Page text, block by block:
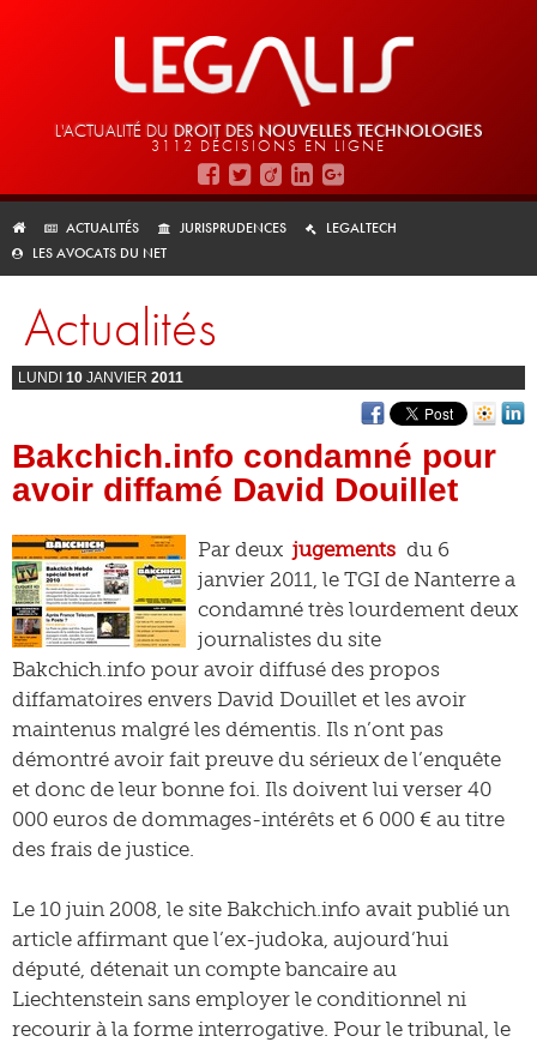
L'ACTUALITÉ DU DROIT DES NOUVELLES TECHNOLOGIES
3112 DÉCISIONS EN LIGNE
ACTUALITÉS JURISPRUDENCES
LEGALTECH
LES AVOCATS DU NET
Actualités
LUNDI 10 JANVIER 2011
Bakchich.info condamné pour
avoir diffamé David Douillet
Par deux jugements du 6
janvier 2011, le TGI de Nanterre a
condamné très lourdement deux
journalistes du site
Bakchich.info pour avoir diffusé des propos
diffamatoires envers David Douillet et les avoir
maintenus malgré les démentis. Ils n’ont pas
démontré avoir fait preuve du sérieux de l’enquête
et donc de leur bonne foi. Ils doivent lui verser 40
000 euros de dommages-intérêts et 6 000 € au titre
des frais de justice.
Le 10 juin 2008, le site Bakchich.info avait publié un
article affirmant que l’ex-judoka, aujourd’hui
député, détenait un compte bancaire au
Liechtenstein sans employer le conditionnel ni
recourir à la forme interrogative. Pour le tribunal, le